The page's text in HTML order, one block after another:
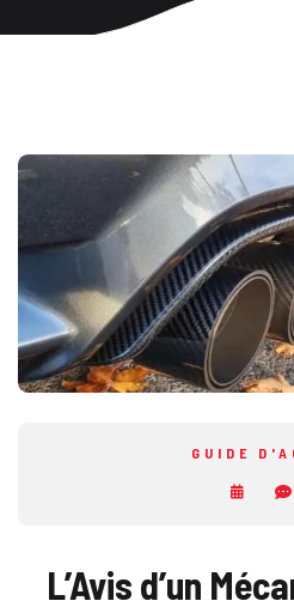
GUIDE
L’Avis d’un